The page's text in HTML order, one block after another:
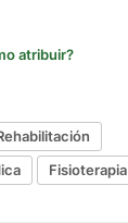
atribuir?
Fisioterapia